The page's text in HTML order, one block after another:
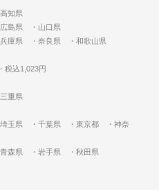
知県
島県 ・山口県
県 ・奈良県 ・和歌山県
税込1,023円
重県
県 ・千葉県 ・東京都 ・神奈
県 ・岩手県 ・秋田県